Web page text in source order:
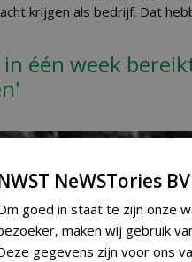
krijgen als bedrijf. Dat
in één week
NeWSTories BV
goed in staat te zijn onze
maken wij gebruik
gegevens zijn voor ons